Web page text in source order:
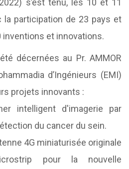
s’est tenu, les 10 et 11
la participation de 23 pays et
et innovations.
décernées au Pr. AMMOR
d’Ingénieurs (EMI)
projets innovants :
intelligent d'imagerie par
du cancer du sein.
4G miniaturisée originale
pour la nouvelle